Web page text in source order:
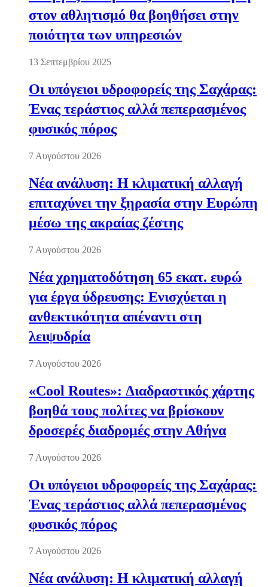
στον αθλητισμό θα βοηθήσει στην
ποιότητα των υπηρεσιών
13 Σεπτεμβρίου 2025
Οι υπόγειοι υδροφορείς της Σαχάρας:
Ένας τεράστιος αλλά πεπερασμένος
φυσικός πόρος
7 Αυγούστου 2026
Νέα ανάλυση: Η κλιματική αλλαγή
επιταχύνει την ξηρασία στην Ευρώπη
μέσω της ακραίας ζέστης
7 Αυγούστου 2026
Νέα χρηματοδότηση 65 εκατ. ευρώ
για έργα ύδρευσης: Ενισχύεται η
ανθεκτικότητα απέναντι στη
λειψυδρία
7 Αυγούστου 2026
«Cool Routes»: Διαδραστικός χάρτης
βοηθά τους πολίτες να βρίσκουν
δροσερές διαδρομές στην Αθήνα
7 Αυγούστου 2026
Οι υπόγειοι υδροφορείς της Σαχάρας:
Ένας τεράστιος αλλά πεπερασμένος
φυσικός πόρος
7 Αυγούστου 2026
Νέα ανάλυση: Η κλιματική αλλαγή